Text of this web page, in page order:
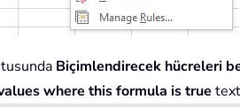
Biçimlendirecek hücreleri
where this formula is true